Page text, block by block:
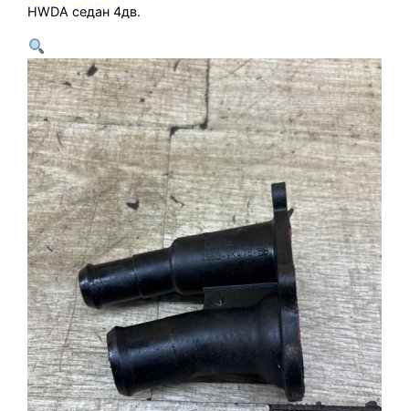
HWDA седан 4дв.